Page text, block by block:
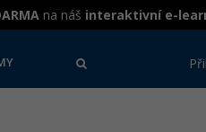
na náš interaktivní e-